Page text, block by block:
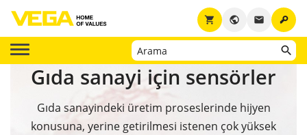
key
email
public
shopping_cart
Gıda sanayi için sensörler
Gıda sanayindeki üretim proseslerinde hijyen
konusuna, yerine getirilmesi istenen çok yüksek